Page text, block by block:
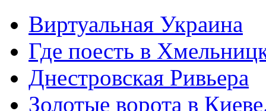
Виртуальная Украина
Где поесть в
Днестровская Ривьера
Золотые ворота в